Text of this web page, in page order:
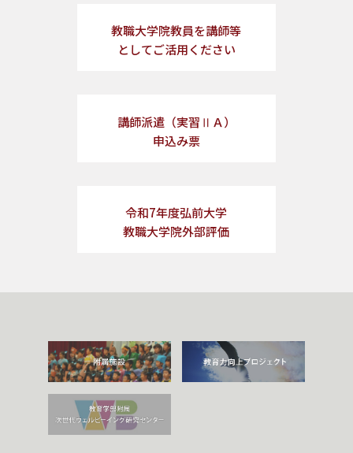
教職大学院教員を講師等
としてご活用ください
講師派遣（実習ⅡＡ）
申込み票
令和7年度弘前大学
教職大学院外部評価